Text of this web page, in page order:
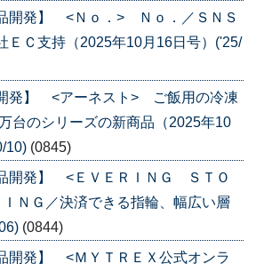
開発】 <Ｎｏ．> Ｎｏ．／ＳＮＳ
ＥＣ支持（2025年10月16日号）('25/
開発】 <アーネスト> ご飯用の冷凍
台のシリーズの新商品（2025年10
10) (0845)
開発】 <ＥＶＥＲＩＮＧ ＳＴＯ
ＮＧ／決済できる指輪、幅広い層
(0844)
開発】 <ＭＹＴＲＥＸ公式オンラ